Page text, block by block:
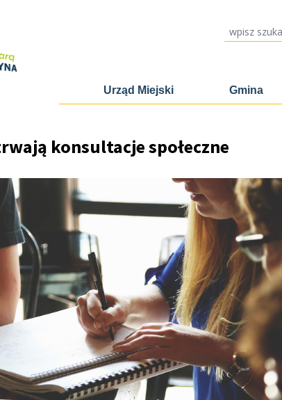
wpisz szukany
Urząd Miejski Gmina
konsultacje społeczne